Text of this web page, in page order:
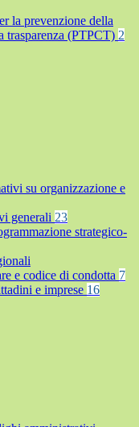
la prevenzione della
trasparenza (PTPCT) 2
su organizzazione e
generali 23
strategico-
e codice di condotta 7
e imprese 16